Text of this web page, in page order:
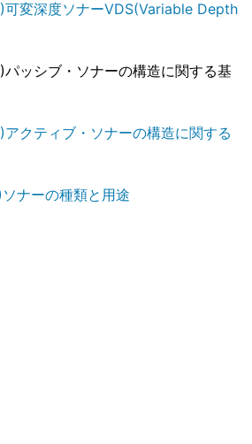
可変深度ソナーVDS(Variable Depth
パッシブ・ソナーの構造に関する基
アクティブ・ソナーの構造に関する
ナーの種類と用途